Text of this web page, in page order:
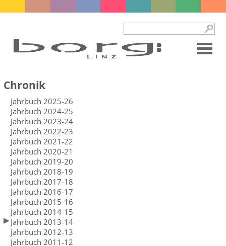
Chronik
Jahrbuch 2025-26
Jahrbuch 2024-25
Jahrbuch 2023-24
Jahrbuch 2022-23
Jahrbuch 2021-22
Jahrbuch 2020-21
Jahrbuch 2019-20
Jahrbuch 2018-19
Jahrbuch 2017-18
Jahrbuch 2016-17
Jahrbuch 2015-16
Jahrbuch 2014-15
Jahrbuch 2013-14
Jahrbuch 2012-13
Jahrbuch 2011-12